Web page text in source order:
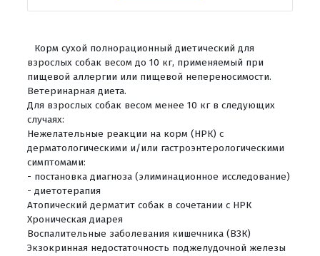
Корм сухой полнорационный диетический для
взрослых собак весом до 10 кг, применяемый при
пищевой аллергии или пищевой непереносимости.
Ветеринарная диета.
Для взрослых собак весом менее 10 кг в следующих
случаях:
Нежелательные реакции на корм (НРК) с
дерматологическими и/или гастроэнтерологическими
симптомами:
- постановка диагноза (элиминационное исследование)
- диетотерапия
Атопический дерматит собак в сочетании с НРК
Хроническая диарея
Воспалительные заболевания кишечника (ВЗК)
Экзокринная недостаточность поджелудочной железы